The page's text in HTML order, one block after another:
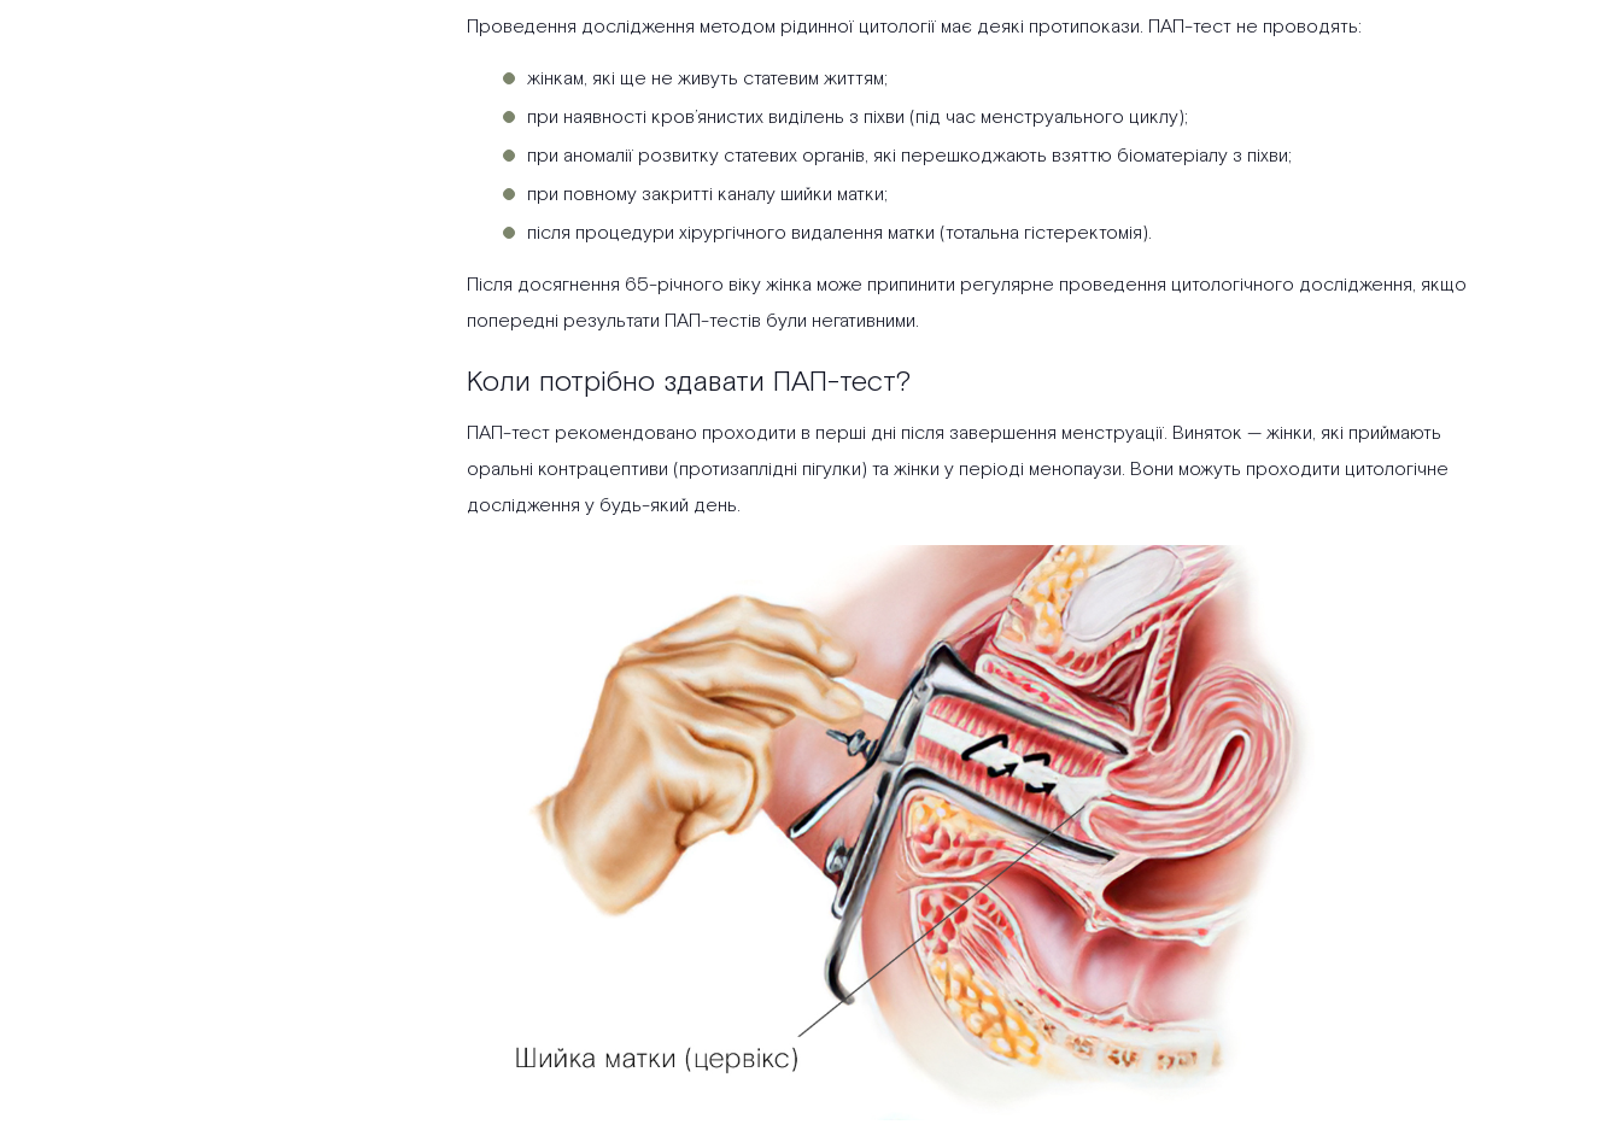
Проведення дослідження методом рідинної цитології має деякі протипокази. ПАП-тест не проводять:
жінкам, які ще не живуть статевим життям;
при наявності кров’янистих виділень з піхви (під час менструального циклу);
при аномалії розвитку статевих органів, які перешкоджають взяттю біоматеріалу з піхви;
при повному закритті каналу шийки матки;
після процедури хірургічного видалення матки (тотальна гістеректомія).
Після досягнення 65-річного віку жінка може припинити регулярне проведення цитологічного дослідження, якщо
попередні результати ПАП-тестів були негативними.
Коли потрібно здавати ПАП-тест?
ПАП-тест рекомендовано проходити в перші дні після завершення менструації. Виняток — жінки, які приймають
оральні контрацептиви (протизаплідні пігулки) та жінки у періоді менопаузи. Вони можуть проходити цитологічне
дослідження у будь-який день.